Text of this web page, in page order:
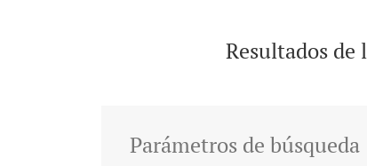
Resultados de
Parámetros de búsqueda